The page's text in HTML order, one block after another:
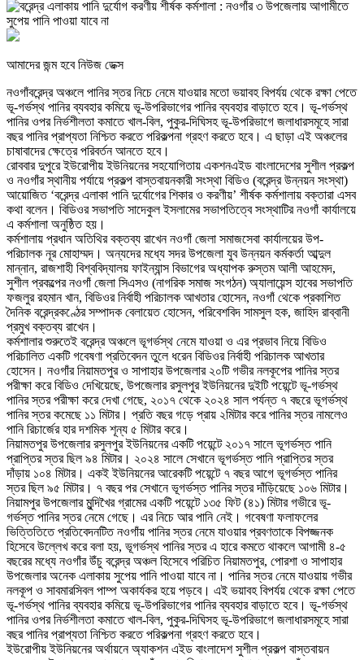
আমাদের জন্ম হবে নিউজ ডেক্স
নওগাঁবরেন্দ্র অঞ্চলে পানির স্তর নিচে নেমে যাওয়ার মতো ভয়াবহ বিপর্যয় থেকে রক্ষা পেতে
ভূ-গর্ভস্থ পানির ব্যবহার কমিয়ে ভূ-উপরিভাগের পানির ব্যবহার বাড়াতে হবে। ভূ-গর্ভস্থ
পানির ওপর নির্ভশীলতা কমাতে খাল-বিল, পুকুর-দিঘিসহ ভূ-উপরিভাগে জলাধারসমূহে সারা
বছর পানির প্রাপ্যতা নিশ্চিত করতে পরিকল্পনা গ্রহণ করতে হবে। এ ছাড়া এই অঞ্চলের
চাষাবাদের ক্ষেত্রে পরিবর্তন আনতে হবে।
রোববার দুপুরে ইউরোপীয় ইউনিয়নের সহযোগিতায় একশনএইড বাংলাদেশের সুশীল প্রকল্প
ও নওগাঁর স্থানীয় পর্যায়ে প্রকল্প বাস্তবায়নকারী সংস্থা বিডিও (বরেন্দ্র উন্নয়ন সংস্থা)
আয়োজিত ‘বরেন্দ্র এলাকা পানি দুর্যোগের শিকার ও করণীয়’ শীর্ষক কর্মশালায় বক্তারা এসব
কথা বলেন। বিডিওর সভাপতি সাদেকুল ইসলামের সভাপতিত্বে সংস্থাটির নওগাঁ কার্যালয়ে
এ কর্মশালা অনুষ্ঠিত হয়।
কর্মশালায় প্রধান অতিথির বক্তব্য রাখেন নওগাঁ জেলা সমাজসেবা কার্যালয়ের উপ-
পরিচালক নূর মোহাম্মদ। অন্যদের মধ্যে সদর উপজেলা যুব উন্নয়ন কর্মকর্তা আব্দুল
মান্নান, রাজশাহী বিশ্ববিদ্যালয় ফাইন্যান্স বিভাগের অধ্যাপক রুস্তম আলী আহমেদ,
সুশীল প্রকল্পের নওগাঁ জেলা সিএসও (নাগরিক সমাজ সংগঠন) অ্যালায়েন্স হাবের সভাপতি
ফজলুর রহমান খান, বিডিওর নির্বাহী পরিচালক আখতার হোসেন, নওগাঁ থেকে প্রকাশিত
দৈনিক বরেন্দ্রকণ্ঠের সম্পাদক বেলায়েত হোসেন, পরিবেশবিদ সামসুল হক, জাহিদ রাব্বানী
প্রমুখ বক্তব্য রাখেন।
কর্মশালার শুরুতেই বরেন্দ্র অঞ্চলে ভূগর্ভস্থ নেমে যাওয়া ও এর প্রভাব নিয়ে বিডিও
পরিচালিত একটি গবেষণা প্রতিবেদন তুলে ধরেন বিডিওর নির্বাহী পরিচালক আখতার
হোসেন। নওগাঁর নিয়ামতপুর ও সাপাহার উপজেলার ২০টি গভীর নলকূপের পানির স্তর
পরীক্ষা করে বিডিও দেখিয়েছে, উপজেলার রসুলপুর ইউনিয়নের দুইটি পয়েন্টে ভূ-গর্ভস্থ
পানির স্তর পরীক্ষা করে দেখা গেছে, ২০১৭ থেকে ২০২৪ সাল পর্যন্ত ৭ বছরে ভূগর্ভস্থ
পানির স্তর কমেছে ১১ মিটার। প্রতি বছর গড়ে প্রায় ২মিটার করে পানির স্তর নামলেও
পানি রিচার্জের হার দশমিক শূন্য ৫ মিটার করে।
নিয়ামতপুর উপজেলার রসুলপুর ইউনিয়নের একটি পয়েন্টে ২০১৭ সালে ভূগর্ভস্ত পানি
প্রাপ্তির স্তর ছিল ৯৪ মিটার। ২০২৪ সালে সেখানে ভূগর্ভস্ত পানি প্রাপ্তির স্তর
দাঁড়ায় ১০৪ মিটার। একই ইউনিয়নের আরেকটি পয়েন্টে ৭ বছর আগে ভূগর্ভস্ত পানির
স্তর ছিল ৯৫ মিটার। ৭ বছর পর সেখানে ভূগর্ভস্ত পানির স্তর দাঁড়িয়েছে ১০৬ মিটার।
নিয়ামপুর উপজেলার মুন্দিখৈর গ্রামের একটি পয়েন্টে ১৩৫ ফিট (৪১) মিটার গভীরে ভূ-
গর্ভস্ত পানির স্তর নেমে গেছে। এর নিচে আর পানি নেই। গবেষণা ফলাফলের
ভিত্তিতিতে প্রতিবেদনটিত নওগাঁয় পানির স্তর নেমে যাওয়ার প্রবণতাকে বিপজ্জনক
হিসেবে উল্লেখ করে বলা হয়, ভূগর্ভস্থ পানির স্তর এ হারে কমতে থাকলে আগামী ৪-৫
বছরের মধ্যে নওগাঁর উঁচু বরেন্দ্র অঞ্চল হিসেবে পরিচিত নিয়ামতপুর, পোরশা ও সাপাহার
উপজেলার অনেক এলাকায় সুপেয় পানি পাওয়া যাবে না। পানির স্তর নেমে যাওয়ায় গভীর
নলকূপ ও সাবমারসিবল পাম্প অকার্যকর হয়ে পড়বে। এই ভয়াবহ বিপর্যয় থেকে রক্ষা পেতে
ভূ-গর্ভস্থ পানির ব্যবহার কমিয়ে ভূ-উপরিভাগের পানির ব্যবহার বাড়াতে হবে। ভূ-গর্ভস্থ
পানির ওপর নির্ভশীলতা কমাতে খাল-বিল, পুকুর-দিঘিসহ ভূ-উপরিভাগে জলাধারসমূহে সারা
বছর পানির প্রাপ্যতা নিশ্চিত করতে পরিকল্পনা গ্রহণ করতে হবে।
ইউরোপীয় ইউনিয়নের অর্থায়নে অ্যাকশন এইড বাংলাদেশ সুশীল প্রকল্প বাস্তবায়ন